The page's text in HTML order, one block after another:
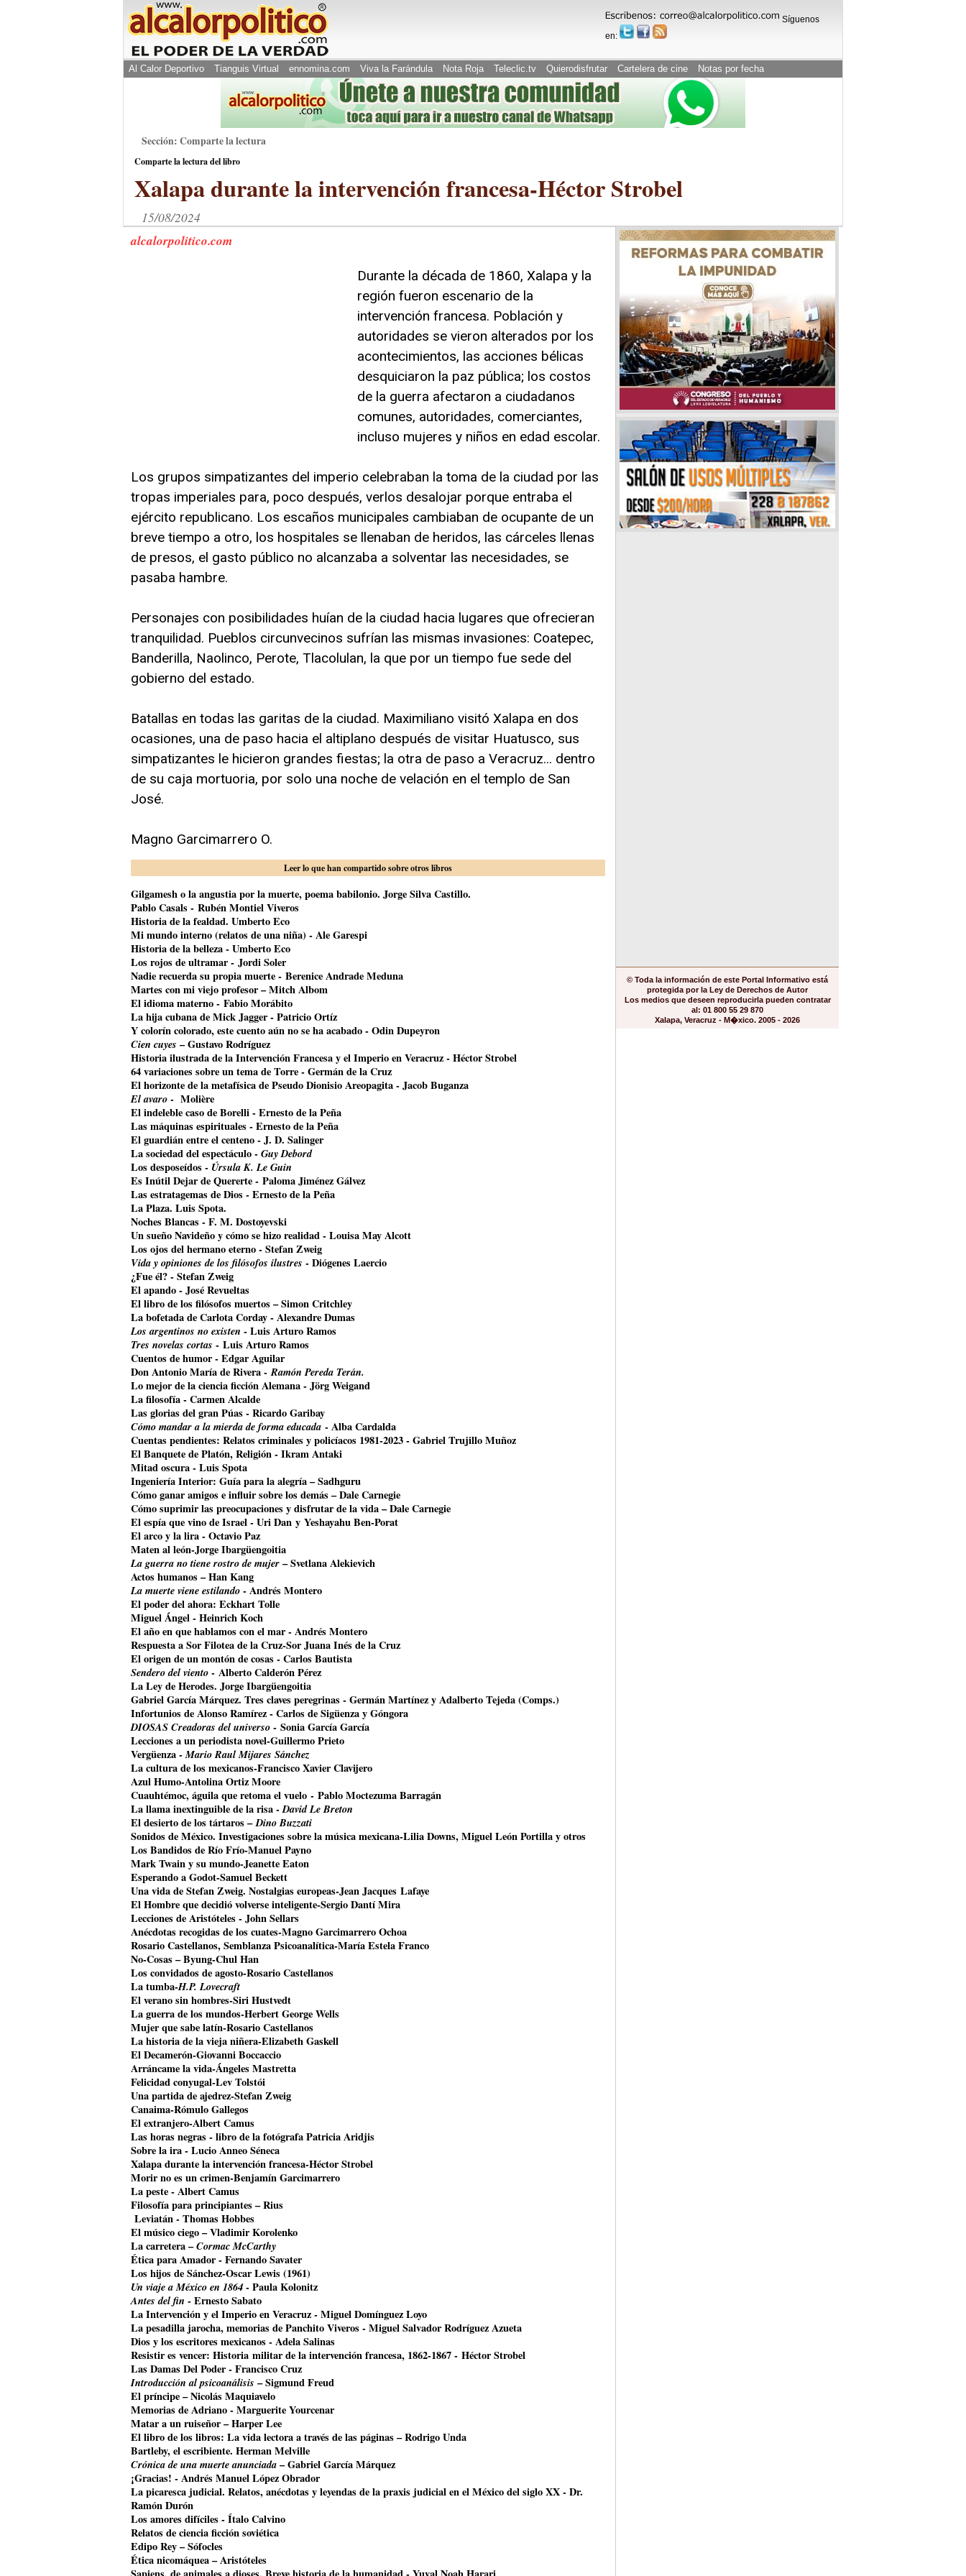
Síguenos
en:
Al Calor Deportivo Tianguis Virtual ennomina.com Viva la Farándula Nota Roja Teleclic.tv Quierodisfrutar Cartelera de cine Notas por fecha
Sección: Comparte la lectura
Comparte la lectura del libro
Xalapa durante la intervención francesa-Héctor Strobel
15/08/2024
alcalorpolitico.com
Durante la década de 1860, Xalapa y la
región fueron escenario de la
intervención francesa. Población y
autoridades se vieron alterados por los
acontecimientos, las acciones bélicas
desquiciaron la paz pública; los costos
de la guerra afectaron a ciudadanos
comunes, autoridades, comerciantes,
incluso mujeres y niños en edad escolar.
Los grupos simpatizantes del imperio celebraban la toma de la ciudad por las
tropas imperiales para, poco después, verlos desalojar porque entraba el
ejército republicano. Los escaños municipales cambiaban de ocupante de un
breve tiempo a otro, los hospitales se llenaban de heridos, las cárceles llenas
de presos, el gasto público no alcanzaba a solventar las necesidades, se
pasaba hambre.
Personajes con posibilidades huían de la ciudad hacia lugares que ofrecieran
tranquilidad. Pueblos circunvecinos sufrían las mismas invasiones: Coatepec,
Banderilla, Naolinco, Perote, Tlacolulan, la que por un tiempo fue sede del
gobierno del estado.
Batallas en todas las garitas de la ciudad. Maximiliano visitó Xalapa en dos
ocasiones, una de paso hacia el altiplano después de visitar Huatusco, sus
simpatizantes le hicieron grandes fiestas; la otra de paso a Veracruz... dentro
de su caja mortuoria, por solo una noche de velación en el templo de San
José.
Magno Garcimarrero O.
Leer lo que han compartido sobre otros libros
Gilgamesh o la angustia por la muerte, poema babilonio. Jorge Silva Castillo.
Pablo Casals - Rubén Montiel Viveros
Historia de la fealdad. Umberto Eco
Mi mundo interno (relatos de una niña) - Ale Garespi
Historia de la belleza - Umberto Eco
Los rojos de ultramar - Jordi Soler
Nadie recuerda su propia muerte - Berenice Andrade Meduna
Martes con mi viejo profesor – Mitch Albom
El idioma materno - Fabio Morábito
La hija cubana de Mick Jagger- Patricio Ortíz
Y colorín colorado, este cuento aún no se ha acabado - Odin Dupeyron
Cien cuyes – Gustavo Rodríguez
Historia ilustrada de la Intervención Francesa y el Imperio en Veracruz - Héctor Strobel
64 variaciones sobre un tema de Torre - Germán de la Cruz
El horizonte de la metafísica de Pseudo Dionisio Areopagita - Jacob Buganza
El avaro- Molière
El indeleble caso de Borelli - Ernesto de la Peña
Las máquinas espirituales - Ernesto de la Peña
El guardián entre el centeno - J. D. Salinger
La sociedad del espectáculo -Guy Debord
Los desposeídos - Úrsula K. Le Guin
Es Inútil Dejar de Quererte - Paloma Jiménez Gálvez
Las estratagemas de Dios - Ernesto de la Peña
La Plaza. Luis Spota.
Noches Blancas - F. M. Dostoyevski
Un sueño Navideño y cómo se hizo realidad - Louisa May Alcott
Los ojos del hermano eterno - Stefan Zweig
Vida y opiniones de los filósofos ilustres - Diógenes Laercio
¿Fue él? - Stefan Zweig
El apando - José Revueltas
El libro de los filósofos muertos – Simon Critchley
La bofetada de Carlota Corday - Alexandre Dumas
Los argentinos no existen - Luis Arturo Ramos
Tres novelas cortas - Luis Arturo Ramos
Cuentos de humor - Edgar Aguilar
Don Antonio María de Rivera -Ramón Pereda Terán.
Lo mejor de la ciencia ficción Alemana - Jörg Weigand
La filosofía - Carmen Alcalde
Las glorias del gran Púas - Ricardo Garibay
Cómo mandar a la mierda de forma educada - Alba Cardalda
Cuentas pendientes: Relatos criminales y policíacos 1981-2023 - Gabriel Trujillo Muñoz
El Banquete de Platón, Religión - Ikram Antaki
Mitad oscura - Luis Spota
Ingeniería Interior: Guía para la alegría – Sadhguru
Cómo ganar amigos e influir sobre los demás – Dale Carnegie
Cómo suprimir las preocupaciones y disfrutar de la vida – Dale Carnegie
El espía que vino de Israel - Uri Dan y Yeshayahu Ben-Porat
El arco y la lira - Octavio Paz
Maten al león-Jorge Ibargüengoitia
La guerra no tiene rostro de mujer– Svetlana Alekievich
Actos humanos – Han Kang
La muerte viene estilando- Andrés Montero
El poder del ahora: Eckhart Tolle
Miguel Ángel - Heinrich Koch
El año en que hablamos con el mar - Andrés Montero
Respuesta a Sor Filotea de la Cruz-Sor Juana Inés de la Cruz
El origen de un montón de cosas - Carlos Bautista
Sendero del viento- Alberto Calderón Pérez
La Ley de Herodes. Jorge Ibargüengoitia
Gabriel García Márquez. Tres claves peregrinas - Germán Martínez y Adalberto Tejeda (Comps.)
Infortunios de Alonso Ramírez - Carlos de Sigüenza y Góngora
DIOSAS Creadoras del universo- Sonia García García
Lecciones a un periodista novel-Guillermo Prieto
Vergüenza -Mario Raul Mijares Sánchez
La cultura de los mexicanos-Francisco Xavier Clavijero
Azul Humo-Antolina Ortiz Moore
Cuauhtémoc, águila que retoma el vuelo - Pablo Moctezuma Barragán
La llama inextinguible de la risa -David Le Breton
El desierto de los tártaros –Dino Buzzati
Sonidos de México. Investigaciones sobre la música mexicana-Lilia Downs, Miguel León Portilla y otros
Los Bandidos de Río Frío-Manuel Payno
Mark Twain y su mundo-Jeanette Eaton
Esperando a Godot-Samuel Beckett
Una vida de Stefan Zweig. Nostalgias europeas-Jean Jacques Lafaye
El Hombre que decidió volverse inteligente-Sergio Dantí Mira
Lecciones de Aristóteles - John Sellars
Anécdotas recogidas de los cuates-Magno Garcimarrero Ochoa
Rosario Castellanos, Semblanza Psicoanalítica-María Estela Franco
No-Cosas – Byung-Chul Han
Los convidados de agosto-Rosario Castellanos
La tumba-H.P. Lovecraft
El verano sin hombres-Siri Hustvedt
La guerra de los mundos-Herbert George Wells
Mujer que sabe latín-Rosario Castellanos
La historia de la vieja niñera-Elizabeth Gaskell
El Decamerón-Giovanni Boccaccio
Arráncame la vida-Ángeles Mastretta
Felicidad conyugal-Lev Tolstói
Una partida de ajedrez-Stefan Zweig
Canaima-Rómulo Gallegos
El extranjero-Albert Camus
Las horas negras - libro de la fotógrafa Patricia Aridjis
Sobre la ira - Lucio Anneo Séneca
Xalapa durante la intervención francesa-Héctor Strobel
Morir no es un crimen-Benjamín Garcimarrero
La peste - Albert Camus
Filosofía para principiantes – Rius
Leviatán - Thomas Hobbes
El músico ciego – Vladimir Korolenko
La carretera –Cormac McCarthy
Ética para Amador - Fernando Savater
Los hijos de Sánchez-Oscar Lewis (1961)
Un viaje a México en 1864- Paula Kolonitz
Antes del fin - Ernesto Sabato
La Intervención y el Imperio en Veracruz - Miguel Domínguez Loyo
La pesadilla jarocha, memorias de Panchito Viveros - Miguel Salvador Rodríguez Azueta
Dios y los escritores mexicanos - Adela Salinas
Resistir es vencer: Historia militar de la intervención francesa, 1862-1867 - Héctor Strobel
Las Damas Del Poder - Francisco Cruz
Introducción al psicoanálisis – Sigmund Freud
El príncipe – Nicolás Maquiavelo
Memorias de Adriano - Marguerite Yourcenar
Matar a un ruiseñor – Harper Lee
El libro de los libros: La vida lectora a través de las páginas – Rodrigo Unda
Bartleby, el escribiente. Herman Melville
Crónica de una muerte anunciada– Gabriel García Márquez
¡Gracias! - Andrés Manuel López Obrador
La picaresca judicial. Relatos, anécdotas y leyendas de la praxis judicial en el México del siglo XX - Dr.
Ramón Durón
Los amores difíciles - Ítalo Calvino
Relatos de ciencia ficción soviética
Edipo Rey – Sófocles
Ética nicomáquea – Aristóteles
© Toda la información de este Portal Informativo está
protegida por la Ley de Derechos de Autor
Los medios que deseen reproducirla pueden contratar
al: 01 800 55 29 870
Xalapa, Veracruz - M�xico. 2005 - 2026